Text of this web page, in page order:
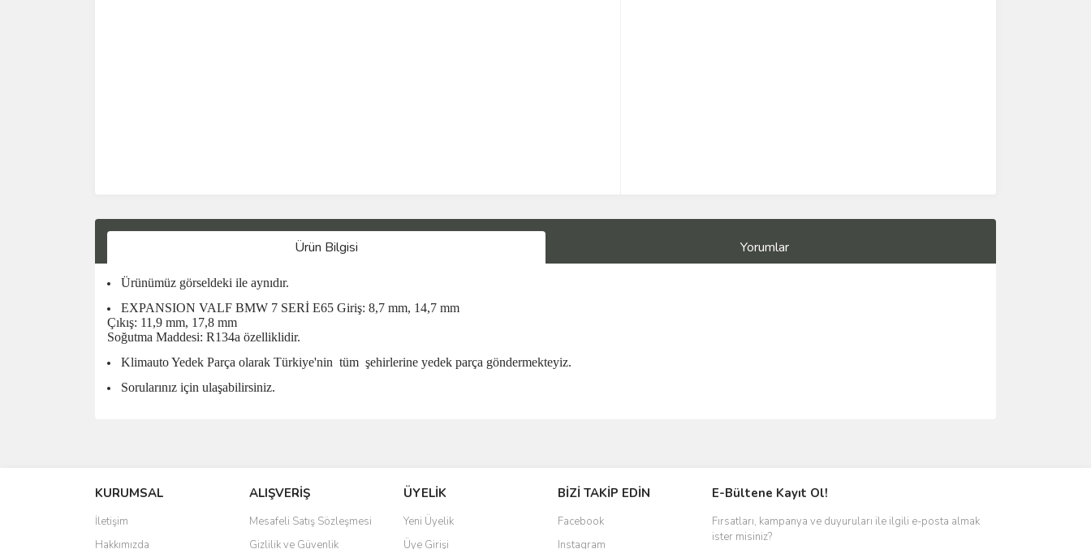
Ürün Bilgisi Yorumlar
Ürünümüz görseldeki ile aynıdır.
EXPANSION VALF BMW 7 SERİ E65 Giriş: 8,7 mm, 14,7 mm
Çıkış: 11,9 mm, 17,8 mm
Soğutma Maddesi: R134a özelliklidir.
Klimauto Yedek Parça olarak Türkiye'nin tüm şehirlerine yedek parça göndermekteyiz.
Sorularınız için ulaşabilirsiniz.
Yorum Yaz
KURUMSAL
İletişim
Hakkımızda
ALIŞVERİŞ
Mesafeli Satış Sözleşmesi
Gizlilik ve Güvenlik
ÜYELİK
Yeni Üyelik
Üye Girişi
BİZİ TAKİP EDİN
Facebook
Instagram
E-Bültene Kayıt Ol!
Fırsatları, kampanya ve duyuruları ile ilgili e-posta almak
ister misiniz?